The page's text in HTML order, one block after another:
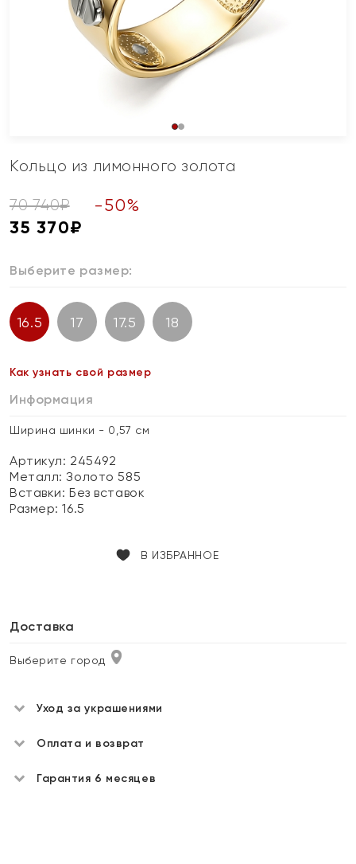
Кольцо из лимонного золота
70 740₽ -50%
35 370₽
Выберите размер:
16.5 17 17.5 18
Как узнать свой размер
Информация
Ширина шинки - 0,57 см
Артикул: 245492
Металл:Золото 585
Вставки:Без вставок
Размер:16.5
В ИЗБРАННОЕ
Доставка
Выберите город
Уход за украшениями
Оплата и возврат
Гарантия 6 месяцев